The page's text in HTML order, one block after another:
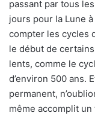
passant par tous
jours pour la Lune
compter les cycles
le début de
lents, comme le
d’environ 500 ans.
permanent,
même accomplit un